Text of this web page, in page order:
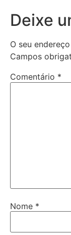
Deixe
O seu
Campos
Comentário *
Nome *